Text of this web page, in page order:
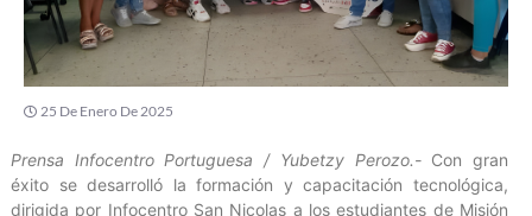
25 De Enero De 2025
Prensa Infocentro Portuguesa / Yubetzy Perozo.- Con gran
éxito se desarrolló la formación y capacitación tecnológica,
dirigida por Infocentro San Nicolas a los estudiantes de Misión